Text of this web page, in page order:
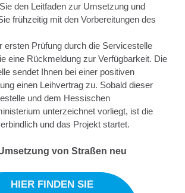
den Leitfaden zur Umsetzung und
frühzeitig mit den Vorbereitungen des
ersten Prüfung durch die Servicestelle
eine Rückmeldung zur Verfügbarkeit. Die
sendet Ihnen bei einer positiven
einen Leihvertrag zu. Sobald dieser
und dem Hessischen
unterzeichnet vorliegt, ist die
und das Projekt startet.
von Straßen neu
HIER FINDEN SIE